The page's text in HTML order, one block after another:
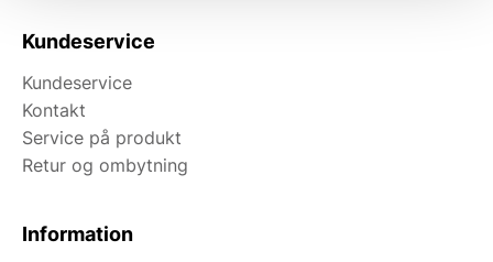
Kundeservice
Kundeservice
Kontakt
Service på produkt
Retur og ombytning
Information